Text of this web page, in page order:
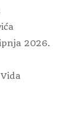
2026.